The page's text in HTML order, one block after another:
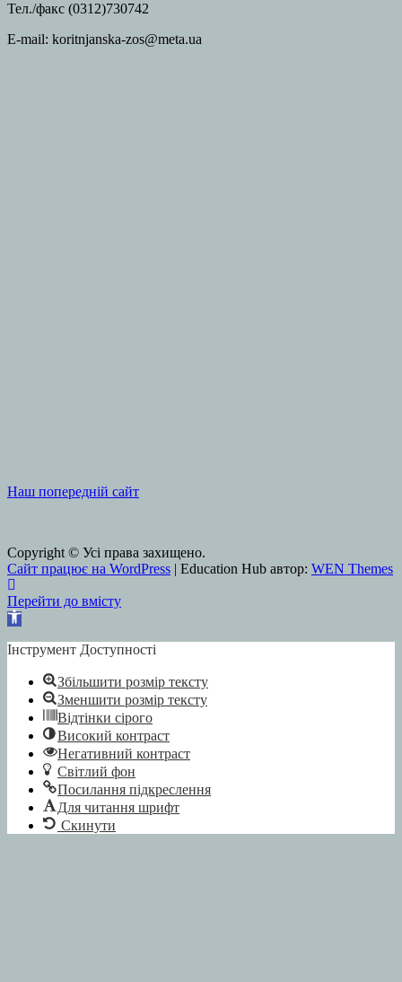
Тел./факс (0312)730742
E-mail: koritnjanska-zos@meta.ua
Наш попередній сайт
Copyright © Усі права захищено.
Сайт працює на WordPress | Education Hub автор: WEN Themes
Перейти до вмісту
Відкрити Панель інструментів
Інструмент Доступності
Збільшити розмір тексту
Зменшити розмір тексту
Відтінки сірого
Високий контраст
Негативний контраст
Світлий фон
Посилання підкреслення
Для читання шрифт
Скинути